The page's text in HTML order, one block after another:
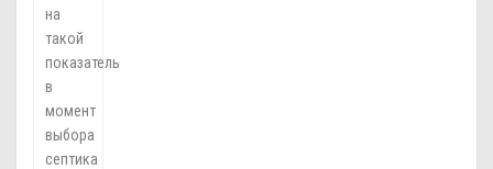
на
такой
показатель,
в
момент
выбора
септика